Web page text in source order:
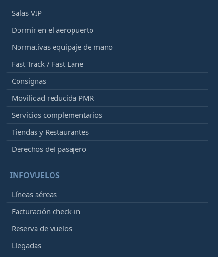
Salas VIP
Dormir en el aeropuerto
Normativas equipaje de mano
Fast Track / Fast Lane
Consignas
Movilidad reducida PMR
Servicios complementarios
Tiendas y Restaurantes
Derechos del pasajero
INFOVUELOS
Líneas aéreas
Facturación check-in
Reserva de vuelos
Llegadas